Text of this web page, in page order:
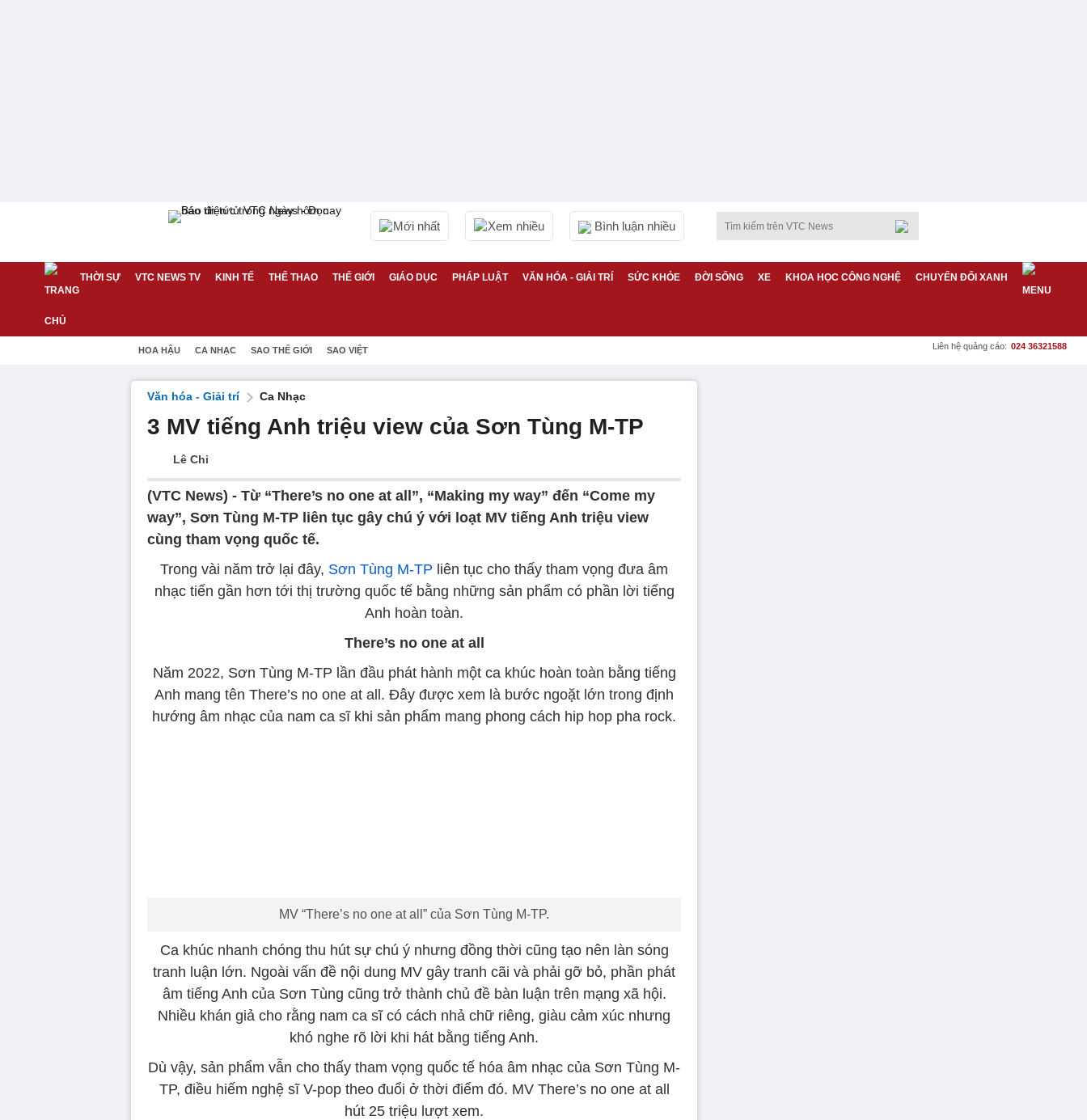
Mới nhất Xem nhiều Bình luận nhiều
THỜI SỰ VTC NEWS TV KINH TẾ THỂ THAO THẾ GIỚI GIÁO DỤC PHÁP LUẬT VĂN HÓA - GIẢI TRÍ SỨC KHỎE ĐỜI SỐNG XE KHOA HỌC CÔNG NGHỆ CHUYỂN ĐỔI XANH
HOA HẬU CA NHẠC SAO THẾ GIỚI SAO VIỆT Liên hệ quảng cáo: 024 36321588
Văn hóa - Giải trí Ca Nhạc
3 MV tiếng Anh triệu view của Sơn Tùng M-TP
Lê Chi
(VTC News) - Từ “There’s no one at all”, “Making my way” đến “Come my
way”, Sơn Tùng M-TP liên tục gây chú ý với loạt MV tiếng Anh triệu view
cùng tham vọng quốc tế.
Trong vài năm trở lại đây, Sơn Tùng M-TP liên tục cho thấy tham vọng đưa âm
nhạc tiến gần hơn tới thị trường quốc tế bằng những sản phẩm có phần lời tiếng
Anh hoàn toàn.
There’s no one at all
Năm 2022, Sơn Tùng M-TP lần đầu phát hành một ca khúc hoàn toàn bằng tiếng
Anh mang tên There’s no one at all. Đây được xem là bước ngoặt lớn trong định
hướng âm nhạc của nam ca sĩ khi sản phẩm mang phong cách hip hop pha rock.
MV “There’s no one at all” của Sơn Tùng M-TP.
Ca khúc nhanh chóng thu hút sự chú ý nhưng đồng thời cũng tạo nên làn sóng
tranh luận lớn. Ngoài vấn đề nội dung MV gây tranh cãi và phải gỡ bỏ, phần phát
âm tiếng Anh của Sơn Tùng cũng trở thành chủ đề bàn luận trên mạng xã hội.
Nhiều khán giả cho rằng nam ca sĩ có cách nhả chữ riêng, giàu cảm xúc nhưng
khó nghe rõ lời khi hát bằng tiếng Anh.
Dù vậy, sản phẩm vẫn cho thấy tham vọng quốc tế hóa âm nhạc của Sơn Tùng M-
TP, điều hiếm nghệ sĩ V-pop theo đuổi ở thời điểm đó. MV There’s no one at all
hút 25 triệu lượt xem.